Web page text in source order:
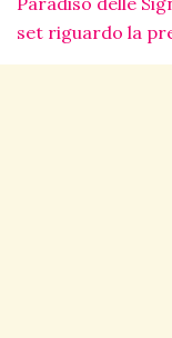
set riguardo la